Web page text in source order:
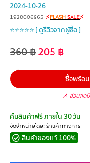
2024-10-26
1928006965 ⚡FLASHSALE⚡
⭐⭐⭐⭐⭐ [ ดูรีวิวจากผู้ซื้อ ]
360฿205 ฿
ซื้อพร้อม
📌 ส่วนลดมี
คืนสินค้าฟรี ภายใน 30 วัน
จัดจำหน่ายโดย: ร้านค้าทางการ
สินค้าของแท้ 100%